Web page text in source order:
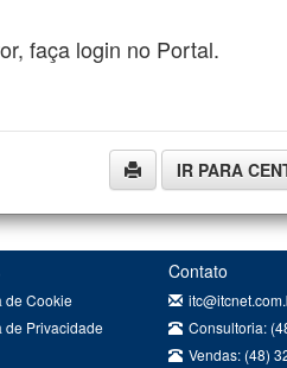
faça login no Portal.
IR PARA
de Cookie
de Privacidade
Contato
Consultoria:
Vendas: (48)